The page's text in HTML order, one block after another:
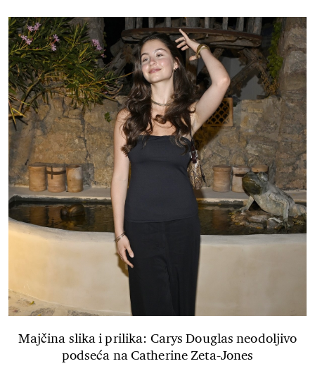
Majčina slika i prilika: Carys Douglas neodoljivo
podseća na Catherine Zeta-Jones